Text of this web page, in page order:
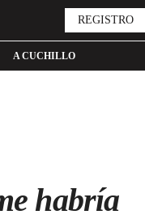
A CUCHILLO
REGISTRO
habría